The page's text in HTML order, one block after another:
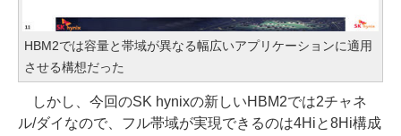
HBM2では容量と帯域が異なる幅広いアプリケーションに適用
させる構想だった
しかし、今回のSK hynixの新しいHBM2では2チャネ
ル/ダイなので、フル帯域が実現できるのは4Hiと8Hi構成